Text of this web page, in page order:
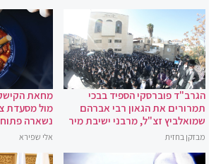
הגרב"ד פוברסקי הספיד בבכי
תמרורים את הגאון רבי אברהם
שמואלביץ זצ"ל, מרבני ישיבת מיר
מבזקן בחזית
מחאת
מול מסעדת
נשארה פתוחה
אלי שפירא